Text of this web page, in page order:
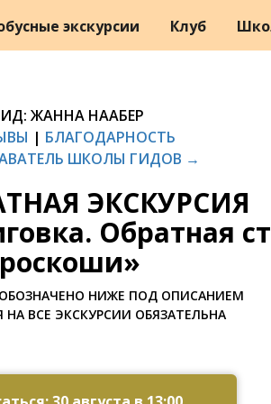
экскурсии Клуб
ЖАННА НААБЕР
| БЛАГОДАРНОСТЬ
ШКОЛЫ ГИДОВ →
ЭКСКУРСИЯ
Обратная
роскоши»
НИЖЕ ПОД ОПИСАНИЕМ
НА ВСЕ ЭКСКУРСИИ ОБЯЗАТЕЛЬНА